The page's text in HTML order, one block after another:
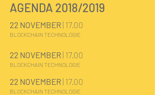
AGENDA 2018/2019
22 NOVEMBER | 17.00
BLOCKCHAIN TECHNOLOGIE
22 NOVEMBER | 17.00
BLOCKCHAIN TECHNOLOGIE
22 NOVEMBER | 17.00
BLOCKCHAIN TECHNOLOGIE